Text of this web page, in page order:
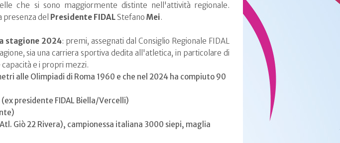
che si sono maggiormente distinte nell'attività regionale.
presenza del Presidente FIDALStefano Mei.
stagione 2024: premi, assegnati dal Consiglio Regionale FIDAL
sia una carriera sportiva dedita all'atletica, in particolare di
e i propri mezzi.
alle Olimpiadi di Roma 1960 e che nel 2024 ha compiuto 90
(ex presidente FIDAL Biella/Vercelli)
Giò 22 Rivera), campionessa italiana 3000 siepi, maglia